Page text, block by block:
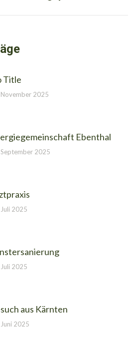
Title
2025
Ebenthal
2025
2025
2025
aus Kärnten
2025